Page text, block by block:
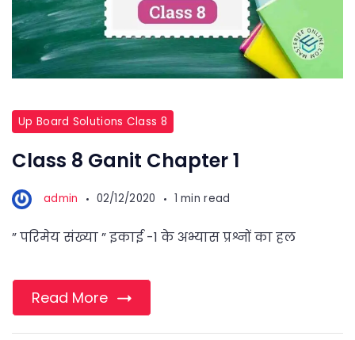
Up Board Solutions Class 8
Class 8 Ganit Chapter 1
admin 02/12/2020 1 min read
” परिमेय संख्या ” इकाई -1 के अभ्यास प्रश्नों का हल
Read More